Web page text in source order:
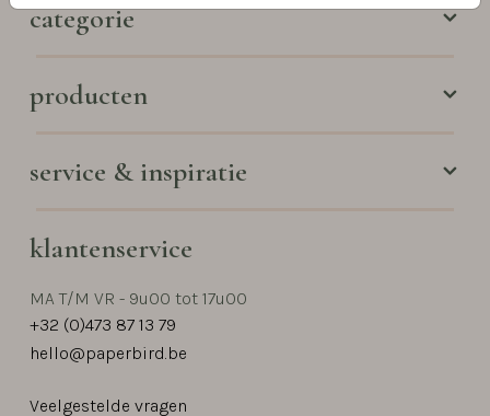
categorie
producten
service & inspiratie
klantenservice
MA T/M VR - 9u00 tot 17u00
+32 (0)473 87 13 79
hello@paperbird.be
Veelgestelde vragen